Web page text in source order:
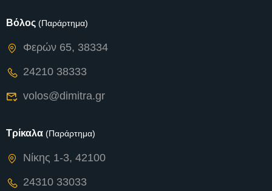
Βόλος (Παράρτημα)
Φερών 65, 38334
24210 38333
volos@dimitra.gr
Τρίκαλα (Παράρτημα)
Νίκης 1-3, 42100
24310 33033